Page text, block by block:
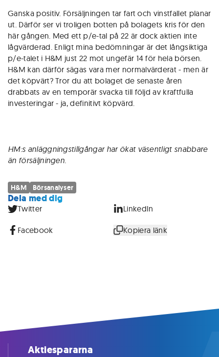
Ganska positiv. Försäljningen tar fart och vinstfallet planar
ut. Därför ser vi troligen botten på bolagets kris för den
här gången. Med ett p/e-tal på 22 är dock aktien inte
lågvärderad. Enligt mina bedömningar är det långsiktiga
p/e-talet i H&M just 22 mot ungefär 14 för hela börsen.
H&M kan därför sägas vara mer normalvärderat - men är
det köpvärt? Tror du att bolaget de senaste åren
drabbats av en temporär svacka till följd av kraftfulla
investeringar - ja, definitivt köpvärd.
HM:s anläggningstillgångar har ökat väsentligt snabbare
än försäljningen.
H&M Börsanalyser
Dela med dig
Twitter LinkedIn
Facebook Kopiera länk
Aktiespararna